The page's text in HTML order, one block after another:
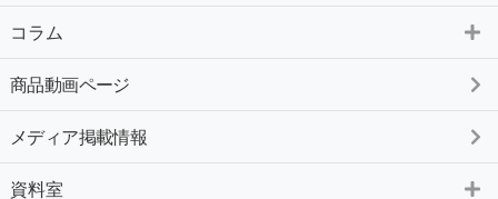
コラム
商品動画ページ
メディア掲載情報
資料室